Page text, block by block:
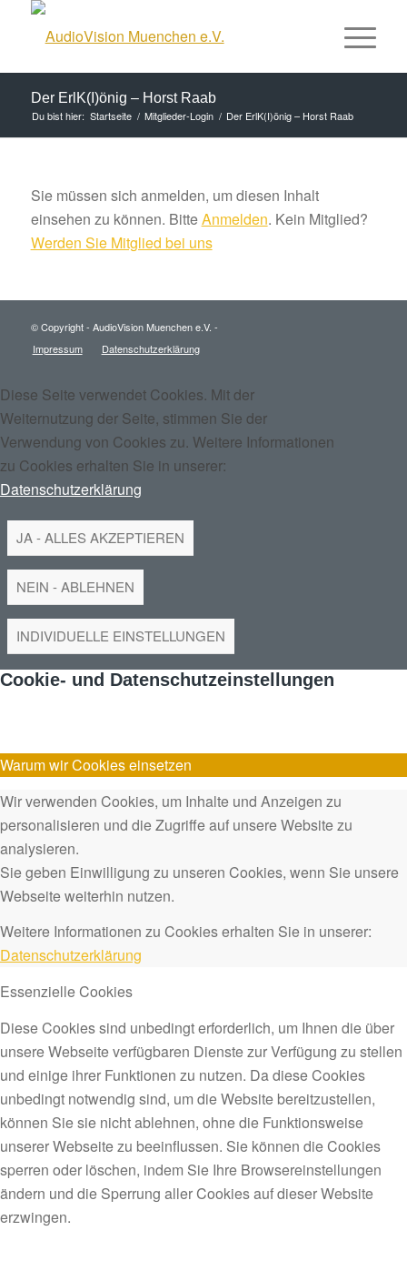
Der ErlK(I)önig – Horst Raab
Du bist hier: Startseite / Mitglieder-Login / Der ErlK(I)önig – Horst Raab
Sie müssen sich anmelden, um diesen Inhalt
einsehen zu können. BitteAnmelden. Kein Mitglied?
Werden Sie Mitglied bei uns
© Copyright - AudioVision Muenchen e.V. -
Impressum
Datenschutzerklärung
Diese Seite verwendet Cookies. Mit der
Weiternutzung der Seite, stimmen Sie der
Verwendung von Cookies zu. Weitere Informationen
zu Cookies erhalten Sie in unserer:
Datenschutzerklärung
JA - ALLES AKZEPTIEREN
NEIN - ABLEHNEN
INDIVIDUELLE EINSTELLUNGEN
Cookie- und Datenschutzeinstellungen
Warum wir Cookies einsetzen
Wir verwenden Cookies, um Inhalte und Anzeigen zu
personalisieren und die Zugriffe auf unsere Website zu
analysieren.
Sie geben Einwilligung zu unseren Cookies, wenn Sie unsere
Webseite weiterhin nutzen.
Weitere Informationen zu Cookies erhalten Sie in unserer:
Datenschutzerklärung
Essenzielle Cookies
Diese Cookies sind unbedingt erforderlich, um Ihnen die über
unsere Webseite verfügbaren Dienste zur Verfügung zu stellen
und einige ihrer Funktionen zu nutzen. Da diese Cookies
unbedingt notwendig sind, um die Website bereitzustellen,
können Sie sie nicht ablehnen, ohne die Funktionsweise
unserer Webseite zu beeinflussen. Sie können die Cookies
sperren oder löschen, indem Sie Ihre Browsereinstellungen
ändern und die Sperrung aller Cookies auf dieser Website
erzwingen.